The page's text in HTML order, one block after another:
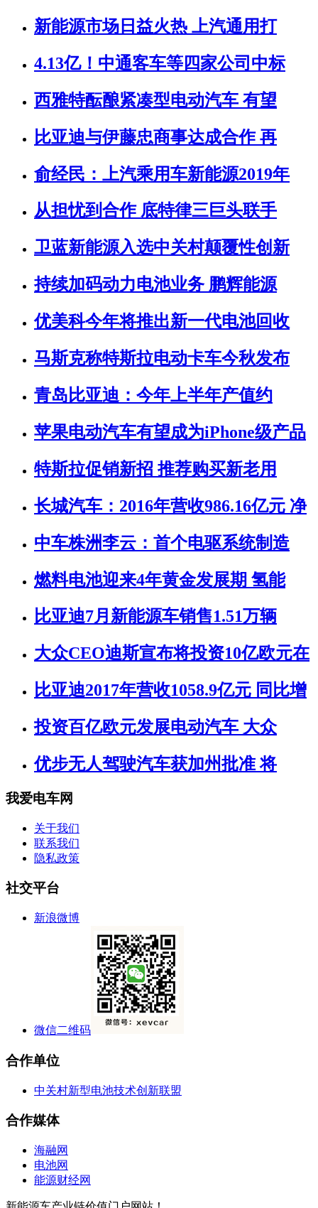
新能源市场日益火热 上汽通用打
4.13亿！中通客车等四家公司中标
西雅特酝酿紧凑型电动汽车 有望
比亚迪与伊藤忠商事达成合作 再
俞经民：上汽乘用车新能源2019年
从担忧到合作 底特律三巨头联手
卫蓝新能源入选中关村颠覆性创新
持续加码动力电池业务 鹏辉能源
优美科今年将推出新一代电池回收
马斯克称特斯拉电动卡车今秋发布
青岛比亚迪：今年上半年产值约
苹果电动汽车有望成为iPhone级产品
特斯拉促销新招 推荐购买新老用
长城汽车：2016年营收986.16亿元 净
中车株洲李云：首个电驱系统制造
燃料电池迎来4年黄金发展期 氢能
比亚迪7月新能源车销售1.51万辆
大众CEO迪斯宣布将投资10亿欧元在
比亚迪2017年营收1058.9亿元 同比增
投资百亿欧元发展电动汽车 大众
优步无人驾驶汽车获加州批准 将
我爱电车网
关于我们
联系我们
隐私政策
社交平台
新浪微博
微信二维码
合作单位
中关村新型电池技术创新联盟
合作媒体
海融网
电池网
能源财经网